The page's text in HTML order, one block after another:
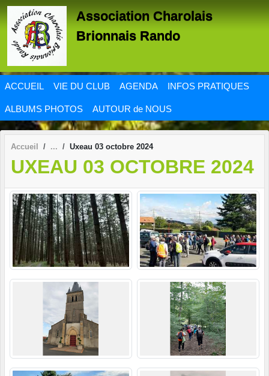
Association Charolais
Brionnais Rando
ACCUEIL VIE DU CLUB AGENDA INFOS PRATIQUES
ALBUMS PHOTOS AUTOUR de NOUS
Accueil Uxeau 03 octobre 2024
UXEAU 03 OCTOBRE 2024
Panneau de gestion des cookies